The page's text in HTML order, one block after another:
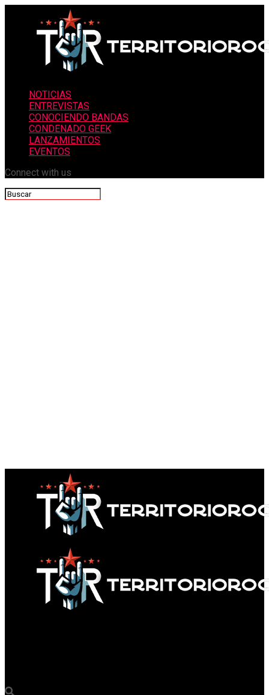
NOTICIAS
ENTREVISTAS
CONOCIENDO BANDAS
CONDENADO GEEK
LANZAMIENTOS
EVENTOS
Connect with us